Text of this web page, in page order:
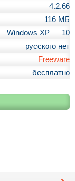
4.2.66
116 МБ
Windows XP — 10
русского нет
Freeware
бесплатно